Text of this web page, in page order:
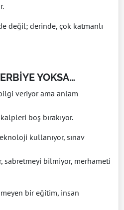
değil; derinde, çok katmanlı
YOKSA…
veriyor ama anlam
boş bırakıyor.
kullanıyor, sınav
sabretmeyi bilmiyor, merhameti
bir eğitim, insan